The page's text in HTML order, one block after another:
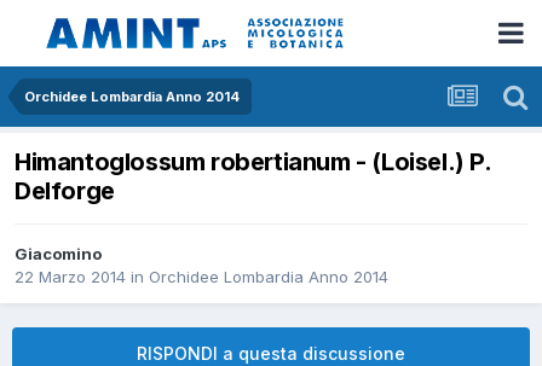
Orchidee Lombardia Anno 2014
Himantoglossum robertianum - (Loisel.) P.
Delforge
Giacomino
22 Marzo 2014 in Orchidee Lombardia Anno 2014
RISPONDI a questa discussione